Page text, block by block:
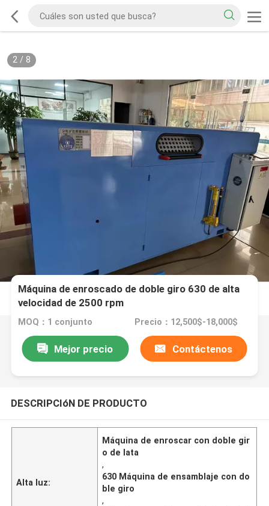
2/ 8
Máquina de enroscado de doble giro 630 de alta
velocidad de 2500 rpm
MOQ：1 conjunto Precio：12,500$-18,000$
Mejor precio Contáctenos
DESCRIPCIóN DE PRODUCTO
Alta luz:
Máquina de enroscar con doble gir
o de lata
,
630 Máquina de ensamblaje con do
ble giro
,